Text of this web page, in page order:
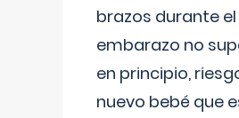
brazos durante el
embarazo no
en principio,
nuevo bebé que